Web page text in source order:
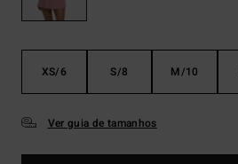
XS/6 S/8 M/10
Ver guia de tamanhos